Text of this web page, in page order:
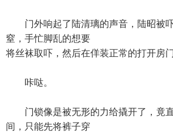
门外响起了陆清璃的声音，陆昭被
窒，手忙脚乱的想要
将丝袜取吓，然后在佯装正常的打开
咔哒。
门锁像是被无形的力给撬开了，竟
间，只能先将裤子穿